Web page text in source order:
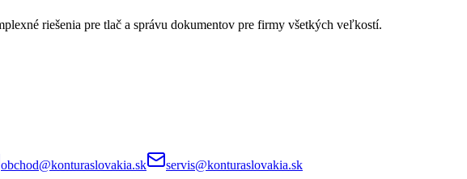
riešenia pre tlač a správu dokumentov pre firmy všetkých veľkostí.
obchod@konturaslovakia.sk
servis@konturaslovakia.sk